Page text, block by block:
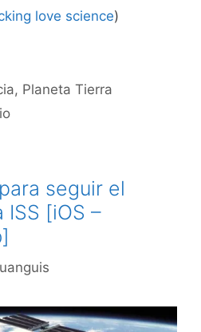
love science)
, Planeta Tierra
seguir el
[iOS –